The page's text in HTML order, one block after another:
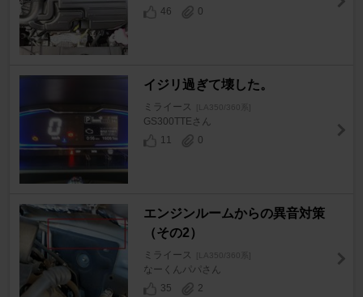
46
0
イジリ過ぎて壊した。
ミライース [LA350/360系]
GS300TTEさん
11
0
エンジンルームからの異音対策
（その2）
ミライース [LA350/360系]
なーくんパパさん
35
2